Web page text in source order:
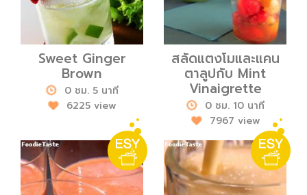
Sweet Ginger
Brown
0 ชม. 5 นาที
6225 view
สลัดแตงโมและแคน
ตาลูปกับ Mint
Vinaigrette
0 ชม. 10 นาที
7967 view